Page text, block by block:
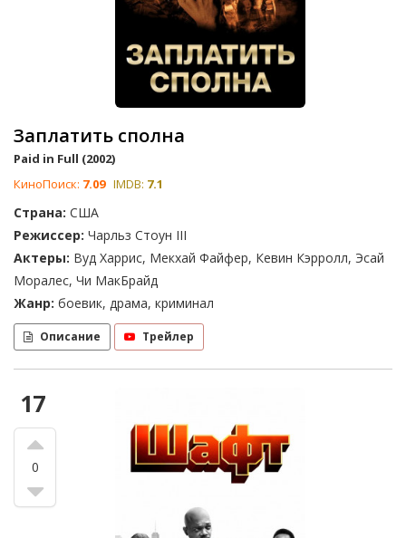
Заплатить сполна
Paid in Full (2002)
КиноПоиск: 7.09 IMDB: 7.1
Страна: США
Режиссер: Чарльз Стоун III
Актеры: Вуд Харрис, Мекхай Файфер, Кевин Кэрролл, Эсай
Моралес, Чи МакБрайд
Жанр: боевик, драма, криминал
Описание Трейлер
17
0